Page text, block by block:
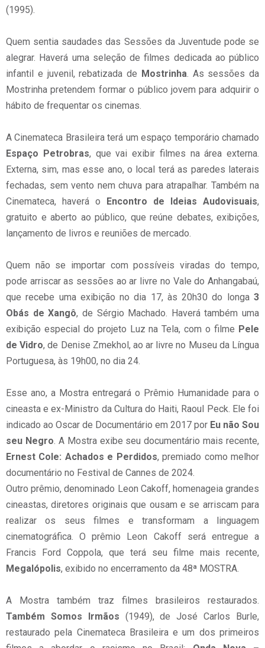
(1995).
Quem sentia saudades das Sessões da Juventude pode se
alegrar. Haverá uma seleção de filmes dedicada ao público
infantil e juvenil, rebatizada de Mostrinha. As sessões da
Mostrinha pretendem formar o público jovem para adquirir o
hábito de frequentar os cinemas.
A Cinemateca Brasileira terá um espaço temporário chamado
Espaço Petrobras, que vai exibir filmes na área externa.
Externa, sim, mas esse ano, o local terá as paredes laterais
fechadas, sem vento nem chuva para atrapalhar. Também na
Cinemateca, haverá o Encontro de Ideias Audovisuais,
gratuito e aberto ao público, que reúne debates, exibições,
lançamento de livros e reuniões de mercado.
Quem não se importar com possíveis viradas do tempo,
pode arriscar as sessões ao ar livre no Vale do Anhangabaú,
que recebe uma exibição no dia 17, às 20h30 do longa 3
Obás de Xangô, de Sérgio Machado. Haverá também uma
exibição especial do projeto Luz na Tela, com o filme Pele
de Vidro, de Denise Zmekhol, ao ar livre no Museu da Língua
Portuguesa, às 19h00, no dia 24.
Esse ano, a Mostra entregará o Prêmio Humanidade para o
cineasta e ex-Ministro da Cultura do Haiti, Raoul Peck. Ele foi
indicado ao Oscar de Documentário em 2017 por Eu não Sou
seu Negro. A Mostra exibe seu documentário mais recente,
Ernest Cole: Achados e Perdidos, premiado como melhor
documentário no Festival de Cannes de 2024.
Outro prêmio, denominado Leon Cakoff, homenageia grandes
cineastas, diretores originais que ousam e se arriscam para
realizar os seus filmes e transformam a linguagem
cinematográfica. O prêmio Leon Cakoff será entregue a
Francis Ford Coppola, que terá seu filme mais recente,
Megalópolis, exibido no encerramento da 48ª MOSTRA.
A Mostra também traz filmes brasileiros restaurados.
Também Somos Irmãos (1949), de José Carlos Burle,
restaurado pela Cinemateca Brasileira e um dos primeiros